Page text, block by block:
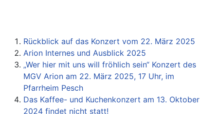
Rückblick auf das Konzert vom 22. März 2025
Arion Internes und Ausblick 2025
„Wer hier mit uns will fröhlich sein“ Konzert des
MGV Arion am 22. März 2025, 17 Uhr, im
Pfarrheim Pesch
Das Kaffee- und Kuchenkonzert am 13. Oktober
2024 findet nicht statt!